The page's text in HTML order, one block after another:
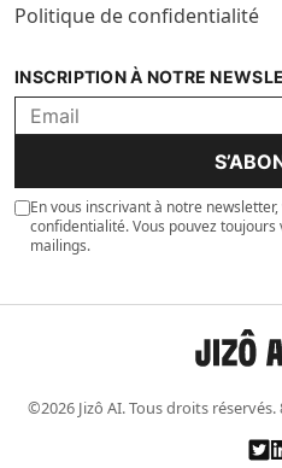
Politique de confidentialité
INSCRIPTION À NOTRE
En vous inscrivant à notre
confidentialité. Vous pouvez
mailings.
©2026 Jizô AI. Tous droits